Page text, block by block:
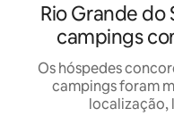
Rio Grande do
campings
Os hóspedes
campings foram
localização,